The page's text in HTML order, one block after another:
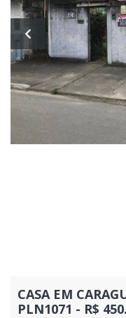
CASA EM
PLN1071 - R$